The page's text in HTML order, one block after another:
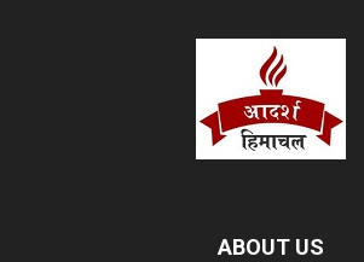
ABOUT US